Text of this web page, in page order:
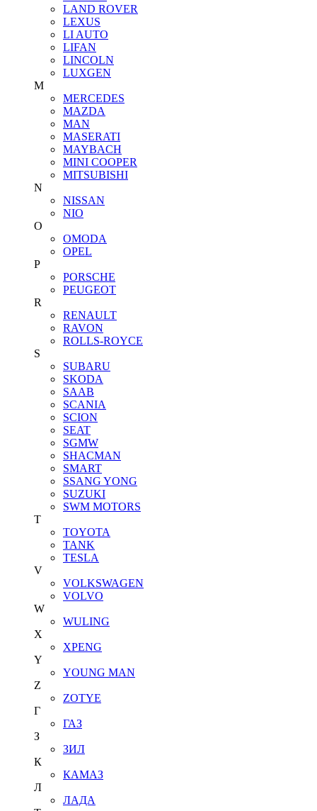
LAND ROVER
LEXUS
LI AUTO
LIFAN
LINCOLN
LUXGEN
M
MERCEDES
MAZDA
MAN
MASERATI
MAYBACH
MINI COOPER
MITSUBISHI
N
NISSAN
NIO
O
OMODA
OPEL
P
PORSCHE
PEUGEOT
R
RENAULT
RAVON
ROLLS-ROYCE
S
SUBARU
SKODA
SAAB
SCANIA
SCION
SEAT
SGMW
SHACMAN
SMART
SSANG YONG
SUZUKI
SWM MOTORS
T
TOYOTA
TANK
TESLA
V
VOLKSWAGEN
VOLVO
W
WULING
X
XPENG
Y
YOUNG MAN
Z
ZOTYE
Г
ГАЗ
З
ЗИЛ
К
КАМАЗ
Л
ЛАДА